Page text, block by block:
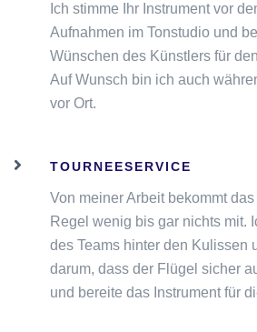
Ich stimme Ihr Instrument vor
Aufnahmen im Tonstudio und
Wünschen des Künstlers für
Auf Wunsch bin ich auch
vor Ort.
TOURNEESERVICE
Von meiner Arbeit bekommt
Regel wenig bis gar nichts mit.
des Teams hinter den Kulissen
darum, dass der Flügel sicher
und bereite das Instrument für